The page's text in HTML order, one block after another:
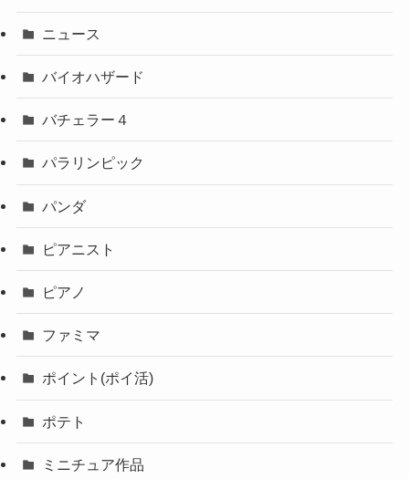
ニュース
バイオハザード
バチェラー４
パラリンピック
パンダ
ピアニスト
ピアノ
ファミマ
ポイント(ポイ活)
ポテト
ミニチュア作品